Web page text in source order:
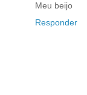
Meu beijo
Responder